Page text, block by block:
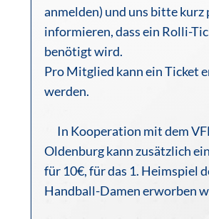
anmelden) und uns bitte kurz
informieren, dass ein Rolli-
benötigt wird.
Pro Mitglied kann ein Ticket
werden.
In Kooperation mit dem
Oldenburg kann zusätzlich
für 10€, für das 1. Heimspiel
Handball-Damen erworben